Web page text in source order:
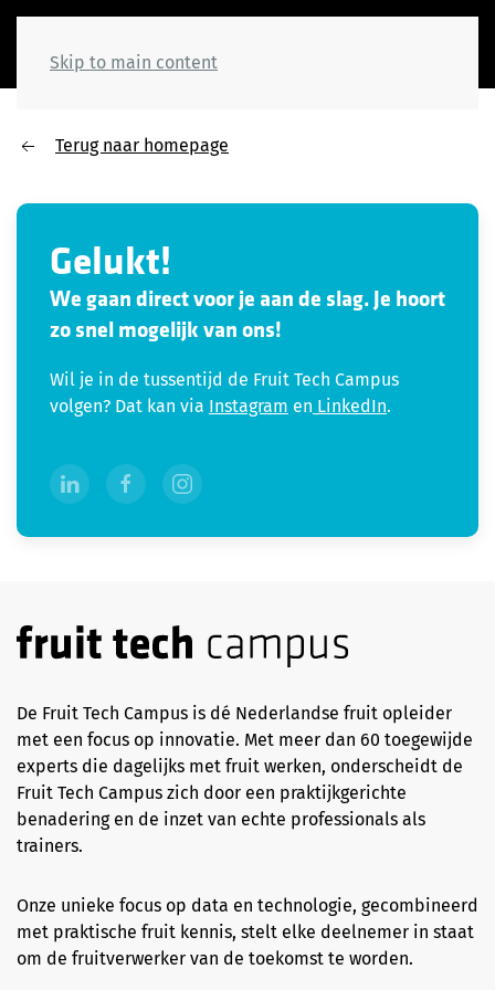
Skip to main content
Terug naar homepage
Gelukt!
We gaan direct voor je aan de slag. Je hoort
zo snel mogelijk van ons!
Wil je in de tussentijd de Fruit Tech Campus
volgen? Dat kan via Instagram en LinkedIn.
De Fruit Tech Campus is dé Nederlandse fruit opleider
met een focus op innovatie. Met meer dan 60 toegewijde
experts die dagelijks met fruit werken, onderscheidt de
Fruit Tech Campus zich door een praktijkgerichte
benadering en de inzet van echte professionals als
trainers.
Onze unieke focus op data en technologie, gecombineerd
met praktische fruit kennis, stelt elke deelnemer in staat
om de fruitverwerker van de toekomst te worden.